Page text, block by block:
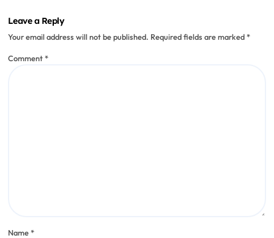
Leave a Reply
Your email address will not be published. Required fields are marked*
Comment*
Name*